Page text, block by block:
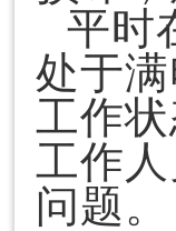
平时
处于
工作
工作
问题。